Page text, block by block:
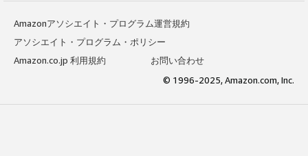
Amazonアソシエイト・プログラム運営規約
アソシエイト・プログラム・ポリシー
Amazon.co.jp 利用規約
お問い合わせ
© 1996-2025, Amazon.com, Inc.